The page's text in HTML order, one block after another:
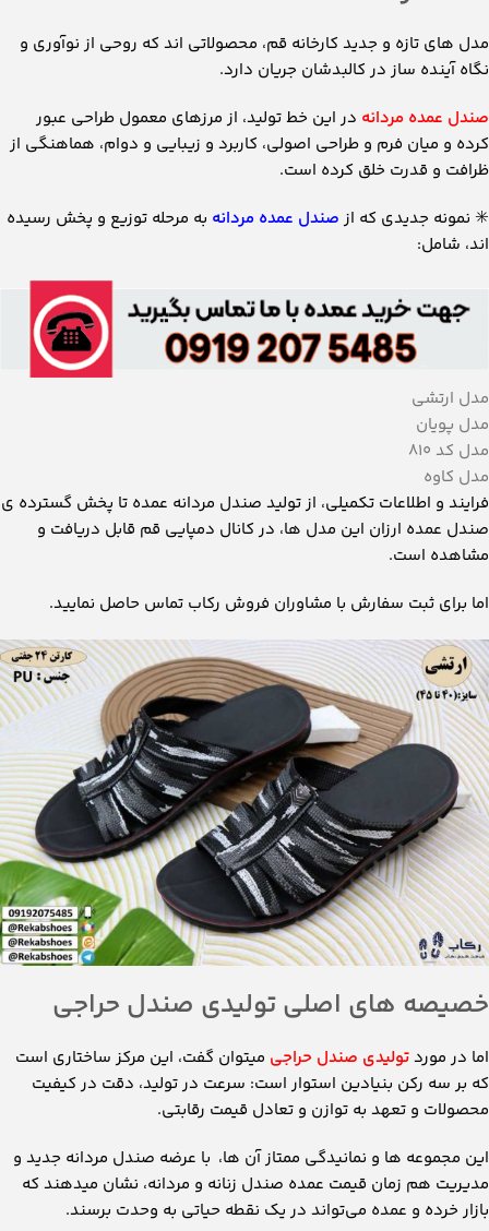
مدل ‌های تازه و جدید کارخانه قم، محصولاتی ‌اند که روحی از نوآوری و
نگاه آینده‌ ساز در کالبدشان جریان دارد.
صندل عمده مردانه در این خط تولید، از مرزهای معمول طراحی عبور
کرده و میان فرم و طراحی اصولی، کاربرد و زیبایی و دوام، هماهنگی از
ظرافت و قدرت خلق کرده است.
✳️ نمونه جدیدی که ازصندل عمده مردانه به مرحله توزیع و پخش رسیده
اند، شامل:
مدل ارتشی
مدل پویان
مدل کد 810
مدل کاوه
فرایند و اطلاعات تکمیلی، از تولید صندل مردانه عمده تا پخش گسترده ی
صندل عمده ارزان این مدل ها، در کانال دمپایی قم قابل دریافت و
مشاهده است.
اما برای ثبت سفارش با مشاوران فروش رکاب تماس حاصل نمایید.
خصیصه های اصلی تولیدی صندل حراجی
اما در موردتولیدی صندل حراجی میتوان گفت، این مرکز ساختاری است
که بر سه رکن بنیادین استوار است: سرعت در تولید، دقت در کیفیت
محصولات و تعهد به توازن و تعادل قیمت رقابتی.
این مجموعه ‌ها و نمانیدگی ممتاز آن ها، با عرضه صندل مردانه جدید و
مدیریت هم ‌زمان قیمت عمده صندل زنانه و مردانه، نشان میدهند که
بازار خرده و عمده می‌تواند در یک نقطه حیاتی به وحدت برسند.